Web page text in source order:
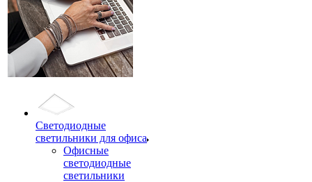
Светодиодные
светильники для офиса
Офисные
светодиодные
светильники